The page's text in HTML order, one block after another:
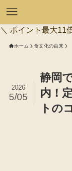
＼ ポイント最大11
ホーム 食文化の由来
静岡
内！
トの
2026
5/05